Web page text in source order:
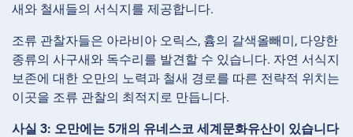
새와 철새들의 서식지를 제공합니다.
조류 관찰자들은 아라비아 오릭스, 흄의 갈색올빼미, 다양한
종류의 사구새와 독수리를 발견할 수 있습니다. 자연 서식지
보존에 대한 오만의 노력과 철새 경로를 따른 전략적 위치는
이곳을 조류 관찰의 최적지로 만듭니다.
사실 3: 오만에는 5개의 유네스코 세계문화유산이 있습니다